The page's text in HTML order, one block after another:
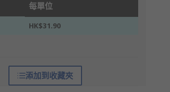
每單位
HK$31.90
添加到收藏夾